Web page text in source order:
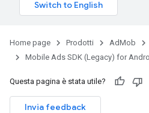
Home page Prodotti AdMob
Mobile Ads SDK (Legacy) for
Questa pagina è stata utile?
Invia feedback